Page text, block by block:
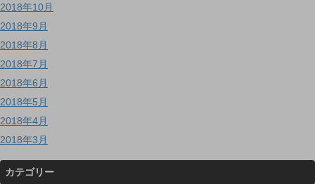
2018年10月
2018年9月
2018年8月
2018年7月
2018年6月
2018年5月
2018年4月
2018年3月
カテゴリー